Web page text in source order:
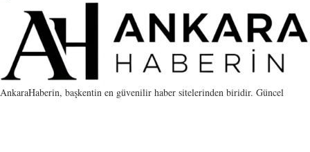
AnkaraHaberin, başkentin en güvenilir haber sitelerinden biridir. Güncel